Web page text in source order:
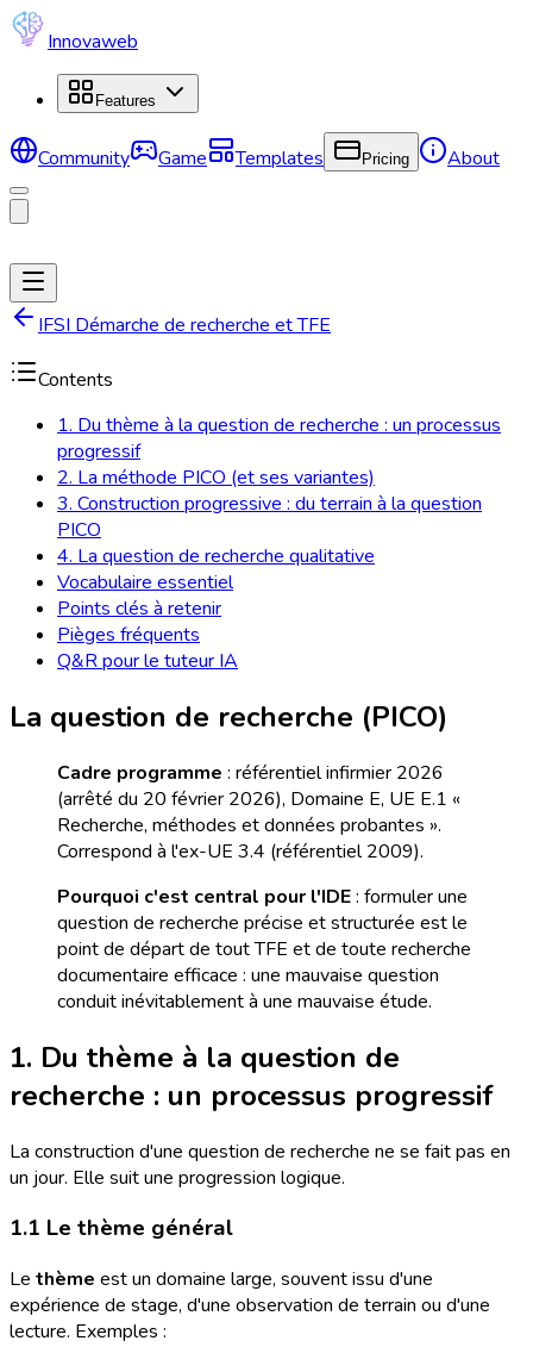
Innovaweb
Features
Community Game Templates Pricing About
IFSI Démarche de recherche et TFE
Contents
1. Du thème à la question de recherche : un processus
progressif
2. La méthode PICO (et ses variantes)
3. Construction progressive : du terrain à la question
PICO
4. La question de recherche qualitative
Vocabulaire essentiel
Points clés à retenir
Pièges fréquents
Q&R pour le tuteur IA
La question de recherche (PICO)
Cadre programme : référentiel infirmier 2026
(arrêté du 20 février 2026), Domaine E, UE E.1 «
Recherche, méthodes et données probantes ».
Correspond à l'ex-UE 3.4 (référentiel 2009).
Pourquoi c'est central pour l'IDE: formuler une
question de recherche précise et structurée est le
point de départ de tout TFE et de toute recherche
documentaire efficace : une mauvaise question
conduit inévitablement à une mauvaise étude.
1. Du thème à la question de
recherche : un processus progressif
La construction d'une question de recherche ne se fait pas en
un jour. Elle suit une progression logique.
1.1 Le thème général
Le thème est un domaine large, souvent issu d'une
expérience de stage, d'une observation de terrain ou d'une
lecture. Exemples :